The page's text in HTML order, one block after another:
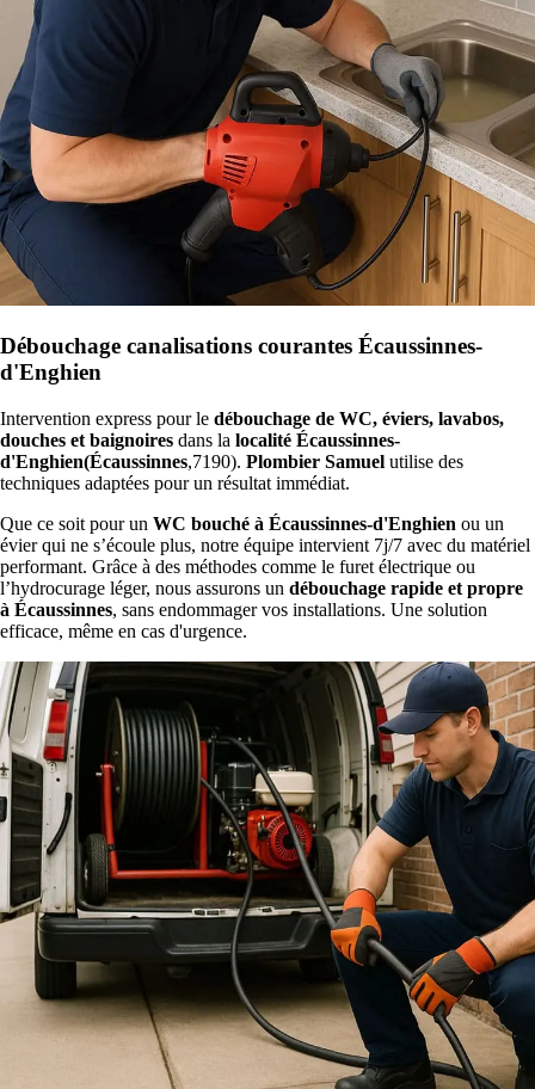
Débouchage canalisations courantes Écaussinnes-
d'Enghien
Intervention express pour le débouchage de WC, éviers, lavabos,
douches et baignoires dans la localité Écaussinnes-
d'Enghien(Écaussinnes,7190). Plombier Samuel utilise des
techniques adaptées pour un résultat immédiat.
Que ce soit pour un WC bouché à Écaussinnes-d'Enghien ou un
évier qui ne s’écoule plus, notre équipe intervient 7j/7 avec du matériel
performant. Grâce à des méthodes comme le furet électrique ou
l’hydrocurage léger, nous assurons un débouchage rapide et propre
à Écaussinnes, sans endommager vos installations. Une solution
efficace, même en cas d'urgence.